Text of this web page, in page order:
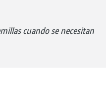
cuando se necesitan